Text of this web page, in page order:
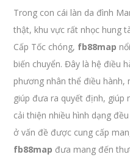
Trong con cái làn da đình
thật, khu vực rất nhọc hung
Cấp Tốc chóng, fb88map
biến chuyển. Đây là hệ điều
phương nhân thể điều hành,
giúp đưa ra quyết định, giúp
cải thiện nhiều hình dạng
ở vấn đề được cung cấp
fb88map đưa mang đến